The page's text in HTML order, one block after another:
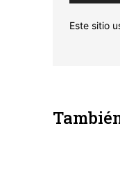
Este sitio